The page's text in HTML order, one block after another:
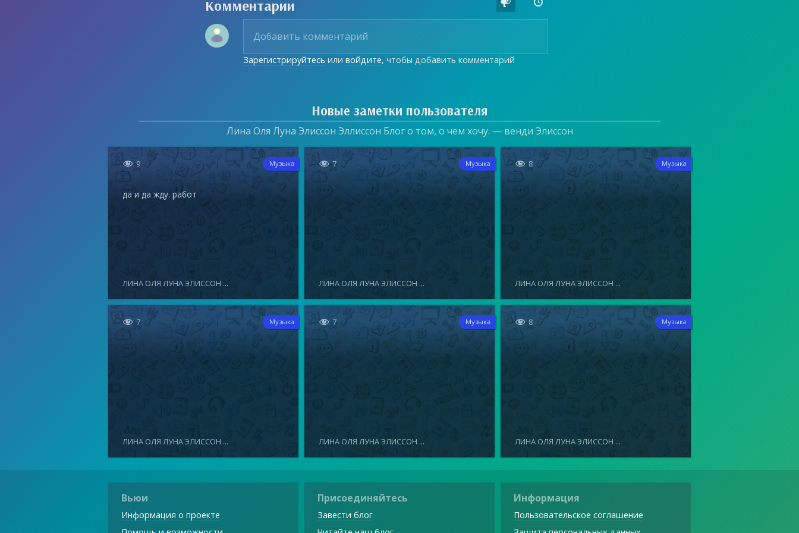
Комментарии
Зарегистрируйтесь иливойдите, чтобы добавить комментарий
Новые заметки пользователя
Лина Оля Луна Элиссон Эллиссон Блог о том, о чем хочу. — венди Элиссон
 9 Музыка
да и да жду. работ
ЛИНА ОЛЯ ЛУНА ЭЛИССОН ...
 7 Музыка
ЛИНА ОЛЯ ЛУНА ЭЛИССОН ...
 8 Музыка
ЛИНА ОЛЯ ЛУНА ЭЛИССОН ...
 7 Музыка
ЛИНА ОЛЯ ЛУНА ЭЛИССОН ...
 7 Музыка
ЛИНА ОЛЯ ЛУНА ЭЛИССОН ...
 8 Музыка
ЛИНА ОЛЯ ЛУНА ЭЛИССОН ...
Вьюи
Информация о проекте
Присоединяйтесь
Завести блог
Информация
Пользовательское соглашение